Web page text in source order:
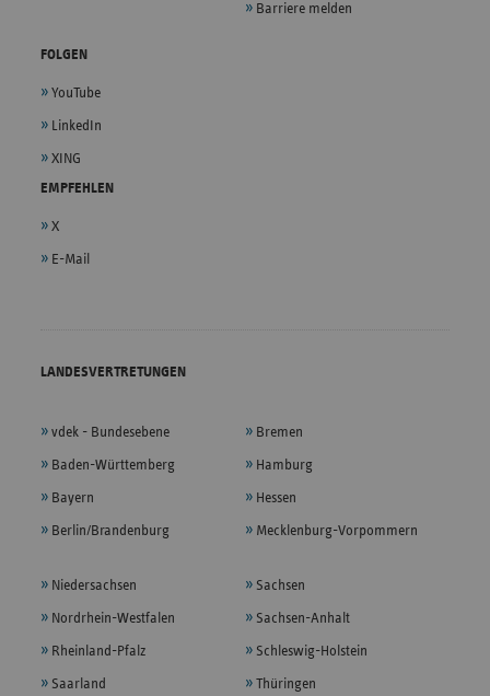
Barriere melden
FOLGEN
YouTube
LinkedIn
XING
EMPFEHLEN
X
E-Mail
LANDESVERTRETUNGEN
vdek - Bundesebene
Baden-Württemberg
Bayern
Berlin/Brandenburg
Bremen
Hamburg
Hessen
Mecklenburg-Vorpommern
Niedersachsen
Nordrhein-Westfalen
Rheinland-Pfalz
Saarland
Sachsen
Sachsen-Anhalt
Schleswig-Holstein
Thüringen